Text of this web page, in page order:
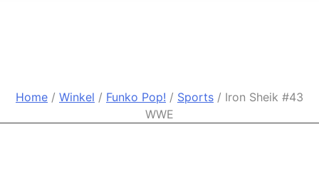
Home / Winkel / Funko Pop! / Sports / Iron Sheik #43
WWE